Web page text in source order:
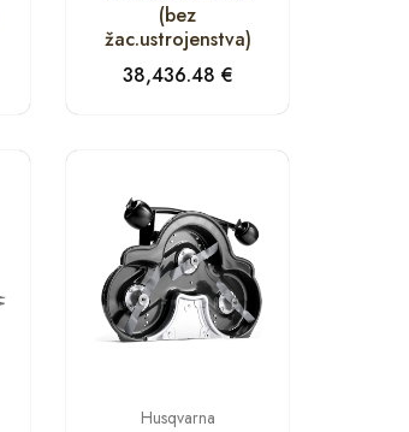
(bez
žac.ustrojenstva)
38,436.48 €
Husqvarna